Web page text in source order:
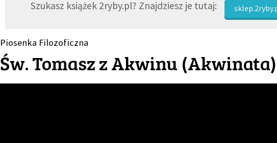
ADOPCJASzukasz książek 2ryby.pl? Znajdziesz je tutaj:
Piosenka Filozoficzna
Św. Tomasz z Akwinu